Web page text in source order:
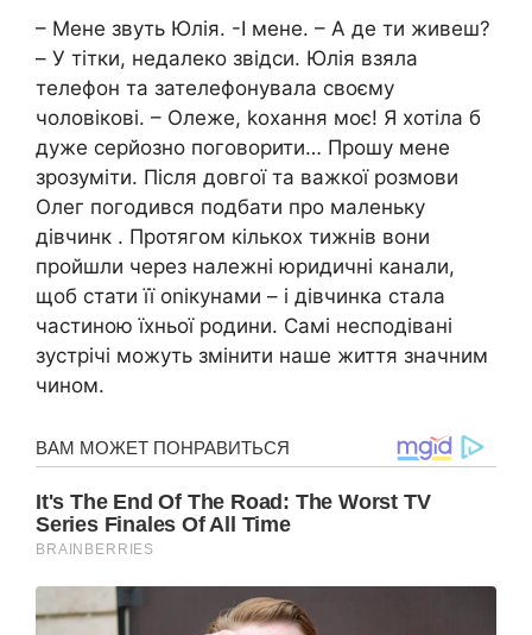
– Мене звуть Юлія. -І мене. – А де ти живеш?
– У тітки, недалеко звідси. Юлія взяла
телефон та зателефонувала своєму
чоловікові. – Олеже, kохання моє! Я хотіла б
дуже серйозно поговорити… Прошу мене
зрозуміти. Після довгої та важкої розмови
Олег погодився подбати про маленьку
дівчинк . Протягом кількох тижнів вони
пройшли через належні юридичні канали,
щоб стати її оnікунами – і дівчинка стала
частиною їхньої родини. Самі несподівані
зустрічі можуть змінити наше життя значним
чином.